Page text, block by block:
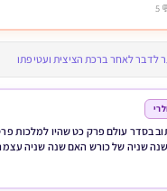
לדבר לאחר ברכת הציצית ועטיפתו
בסדר עולם פרק כט שהיו למלכות
שניה של כורש האם שנה שניה